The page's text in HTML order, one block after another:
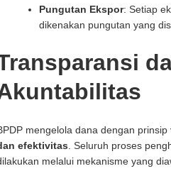
Pungutan Ekspor: Setiap
dikenakan pungutan yang
mengelola dana dengan prinsip
efektivitas . Seluruh proses
melalui mekanisme yang